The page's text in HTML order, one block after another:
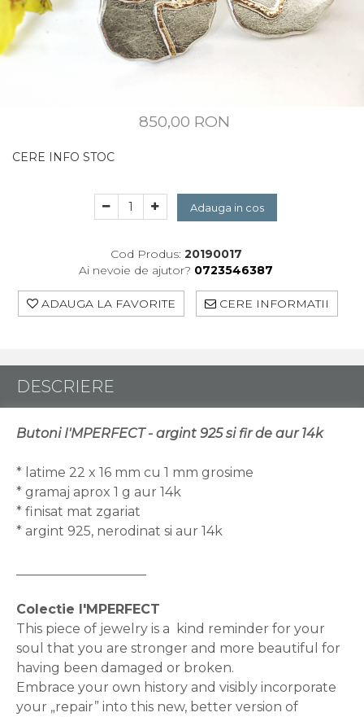
CUSTOM MADE
Animal Instinct
AN-TAN-TICHITAN
850,00 RON
CERE INFO STOC
Adauga in cos
Cod Produs: 20190017
Ai nevoie de ajutor? 0723546387
ADAUGA LA FAVORITE CERE INFORMATII
DESCRIERE
Butoni I'MPERFECT - argint 925 si fir de aur 14k
* latime 22 x 16 mm cu 1 mm grosime
* gramaj aprox 1 g aur 14k
* finisat mat zgariat
* argint 925, nerodinat si aur 14k
Colectie I'MPERFECT
This piece of jewelry is a kind reminder for your
soul that you are stronger and more beautiful for
having been damaged or broken.
Embrace your own history and visibly incorporate
your „repair” into this new, better version of